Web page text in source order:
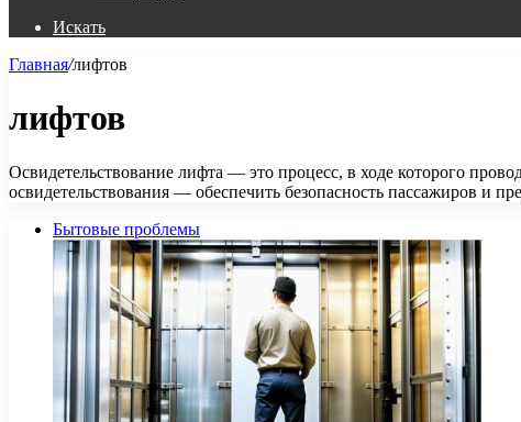
Искать
Главная/лифтов
лифтов
Освидетельствование лифта — это процесс, в ходе которого
освидетельствования — обеспечить безопасность пассажиров и
Бытовые проблемы